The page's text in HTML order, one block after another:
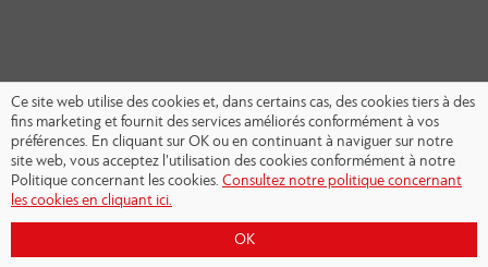
Ce site web utilise des cookies et, dans certains cas, des cookies tiers à des
fins marketing et fournit des services améliorés conformément à vos
préférences. En cliquant sur OK ou en continuant à naviguer sur notre
site web, vous acceptez l’utilisation des cookies conformément à notre
Politique concernant les cookies. Consultez notre politique concernant
les cookies en cliquant ici.
OK